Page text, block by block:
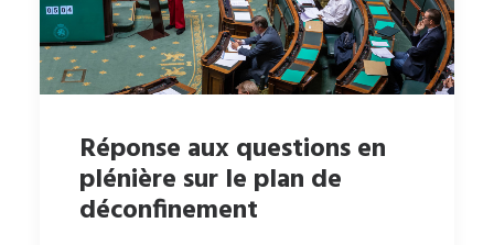
Réponse aux questions en
plénière sur le plan de
déconfinement